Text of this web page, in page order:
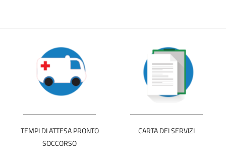
TEMPI DI ATTESA PRONTO
SOCCORSO
CARTA DEI SERVIZI